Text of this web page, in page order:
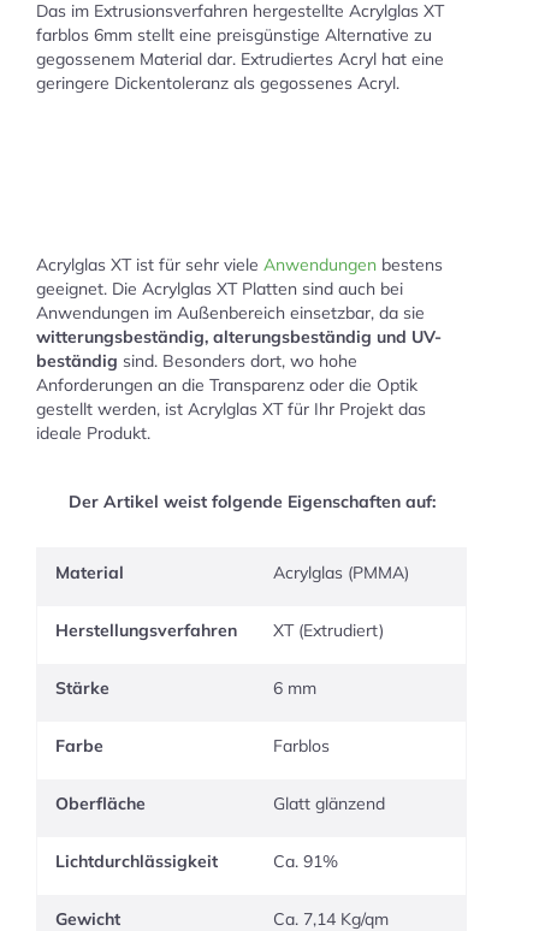
Das im Extrusionsverfahren hergestellte Acrylglas XT
farblos 6mm stellt eine preisgünstige Alternative zu
gegossenem Material dar. Extrudiertes Acryl hat eine
geringere Dickentoleranz als gegossenes Acryl.
Acrylglas XT ist für sehr viele Anwendungen bestens
geeignet. Die Acrylglas XT Platten sind auch bei
Anwendungen im Außenbereich einsetzbar, da sie
witterungsbeständig, alterungsbeständig und UV-
beständig sind. Besonders dort, wo hohe
Anforderungen an die Transparenz oder die Optik
gestellt werden, ist Acrylglas XT für Ihr Projekt das
ideale Produkt.
Der Artikel weist folgende Eigenschaften auf:
Material Acrylglas (PMMA)
Herstellungsverfahren XT (Extrudiert)
Stärke 6 mm
Farbe Farblos
Oberfläche Glatt glänzend
Lichtdurchlässigkeit Ca. 91%
Gewicht Ca. 7,14 Kg/qm